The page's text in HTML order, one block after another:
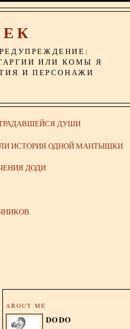
ИЛИ КОМЫ Я
И ПЕРСОНАЖИ
ДУШИ
ИСТОРИЯ ОДНОЙ МАНТЫШКИ
ДОДИ
ABOUT ME
DODO